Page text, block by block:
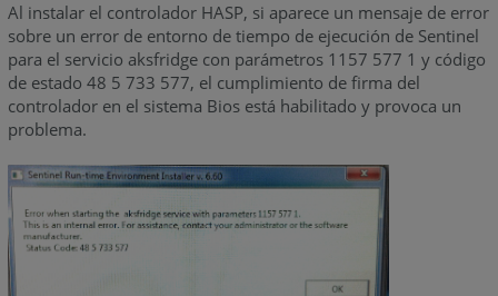
Al instalar el controlador HASP, si aparece un mensaje de error
sobre un error de entorno de tiempo de ejecución de Sentinel
para el servicio aksfridge con parámetros 1157 577 1 y código
de estado 48 5 733 577, el cumplimiento de firma del
controlador en el sistema Bios está habilitado y provoca un
problema.